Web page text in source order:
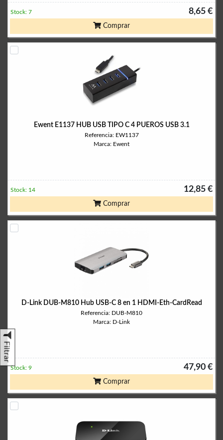
Filtrar
8,65 €
Stock: 7
Comprar
Ewent E1137 HUB USB TIPO C 4 PUEROS USB 3.1
Referencia: EW1137
Marca: Ewent
12,85 €
Stock: 14
Comprar
D-Link DUB-M810 Hub USB-C 8 en 1 HDMI-Eth-CardRead
Referencia: DUB-M810
Marca: D-Link
47,90 €
Stock: 9
Comprar